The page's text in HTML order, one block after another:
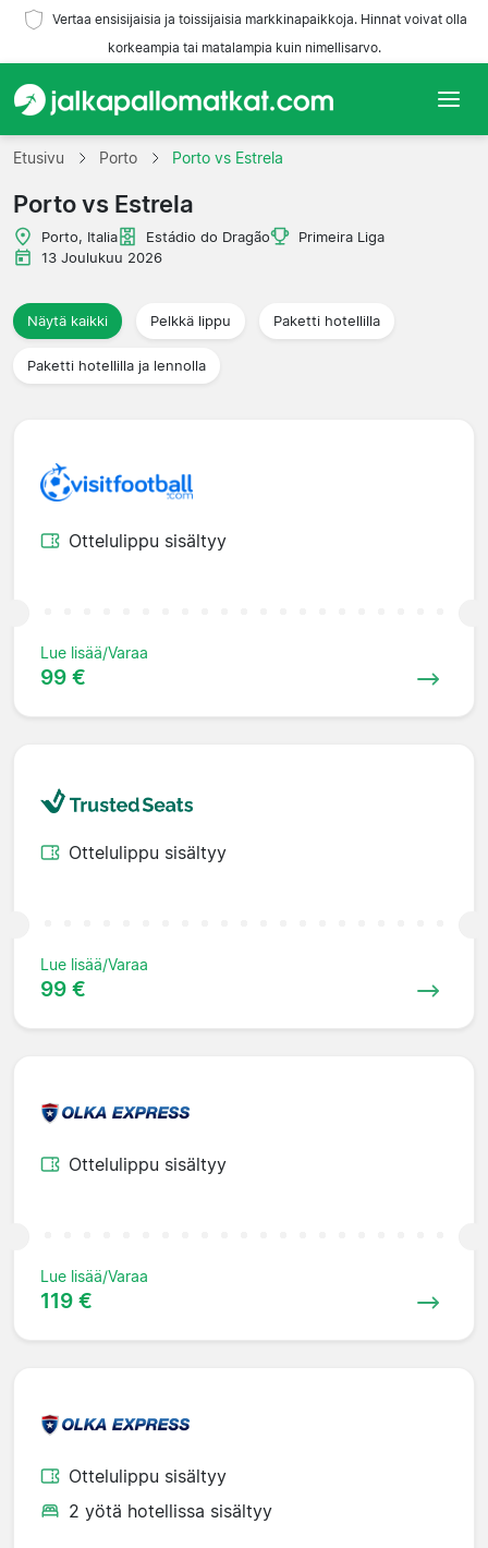
Vertaa ensisijaisia ja toissijaisia markkinapaikkoja. Hinnat voivat olla
korkeampia tai matalampia kuin nimellisarvo.
Etusivu
Joukkueet
Liigat
Matkatoimistoja
Etusivu Porto Porto vs Estrela
Porto vs Estrela
Porto, Italia Estádio do Dragão
Primeira Liga
13 Joulukuu 2026
Näytä kaikki Pelkkä lippu Paketti hotellilla
Paketti hotellilla ja lennolla
Ottelulippu sisältyy
Lue lisää/Varaa
99 €
Ottelulippu sisältyy
Lue lisää/Varaa
99 €
Ottelulippu sisältyy
Lue lisää/Varaa
119 €
Ottelulippu sisältyy
2 yötä hotellissa sisältyy